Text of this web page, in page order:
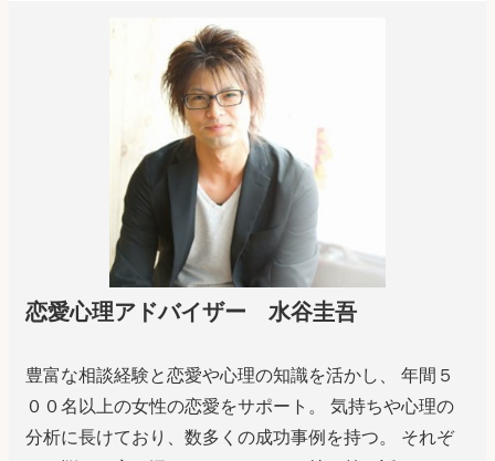
恋愛心理アドバイザー 水谷圭吾
豊富な相談経験と恋愛や心理の知識を活かし、 年間５
００名以上の女性の恋愛をサポート。 気持ちや心理の
分析に長けており、数多くの成功事例を持つ。 それぞ